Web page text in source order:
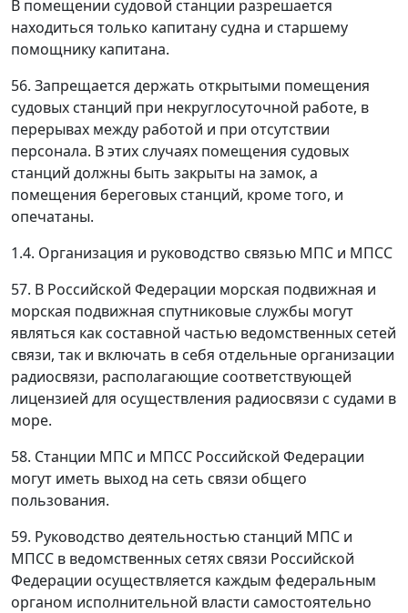
В помещении судовой станции разрешается
находиться только капитану судна и старшему
помощнику капитана.
56. Запрещается держать открытыми помещения
судовых станций при некруглосуточной работе, в
перерывах между работой и при отсутствии
персонала. В этих случаях помещения судовых
станций должны быть закрыты на замок, а
помещения береговых станций, кроме того, и
опечатаны.
1.4. Организация и руководство связью МПС и МПСС
57. В Российской Федерации морская подвижная и
морская подвижная спутниковые службы могут
являться как составной частью ведомственных сетей
связи, так и включать в себя отдельные организации
радиосвязи, располагающие соответствующей
лицензией для осуществления радиосвязи с судами в
море.
58. Станции МПС и МПСС Российской Федерации
могут иметь выход на сеть связи общего
пользования.
59. Руководство деятельностью станций МПС и
МПСС в ведомственных сетях связи Российской
Федерации осуществляется каждым федеральным
органом исполнительной власти самостоятельно